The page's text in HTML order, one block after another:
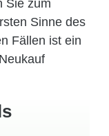
Sie zum
Sinne des
Fällen ist ein